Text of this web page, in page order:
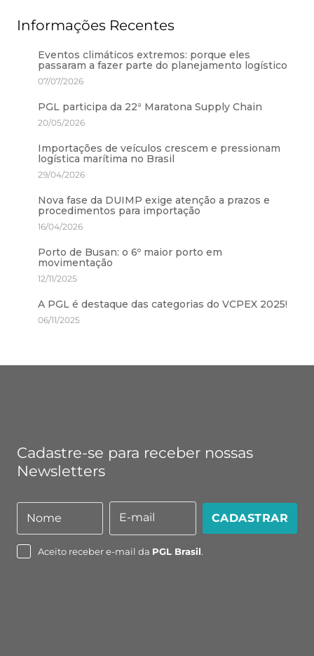
Informações Recentes
Eventos climáticos extremos: porque eles
passaram a fazer parte do planejamento logístico
07/07/2026
PGL participa da 22ª Maratona Supply Chain
20/05/2026
Importações de veículos crescem e pressionam
logística marítima no Brasil
29/04/2026
Nova fase da DUIMP exige atenção a prazos e
procedimentos para importação
16/04/2026
Porto de Busan: o 6º maior porto em
movimentação
12/11/2025
A PGL é destaque das categorias do VCPEX 2025!
06/11/2025
Cadastre-se para receber nossas
Newsletters
Nome
Nome
mail
E-mail CADASTRAR
Aceito receber e-mail da PGL Brasil.